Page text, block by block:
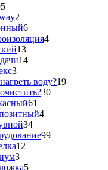
2
6
4
13
14
3
воду?19
30
61
4
34
99
12
3
5